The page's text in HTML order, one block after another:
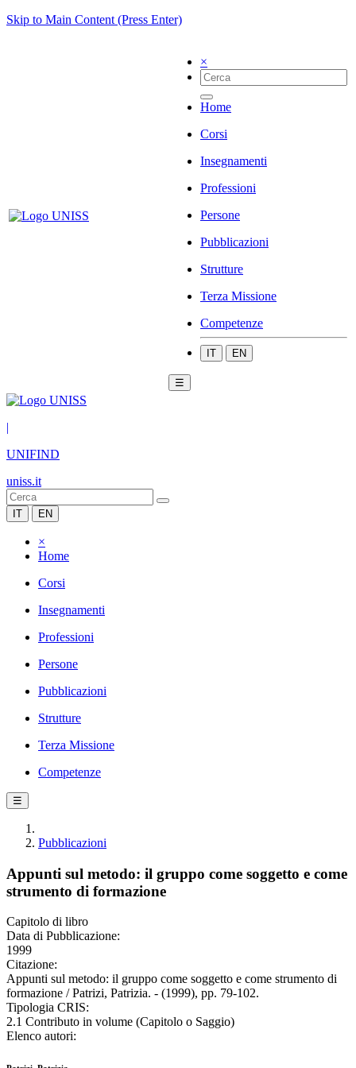
Skip to Main Content (Press Enter)
×
Home
Corsi
Insegnamenti
Professioni
Persone
Pubblicazioni
Strutture
Terza Missione
Competenze
IT EN
☰
|
UNIFIND
uniss.it
IT EN
×
Home
Corsi
Insegnamenti
Professioni
Persone
Pubblicazioni
Strutture
Terza Missione
Competenze
☰
Pubblicazioni
Appunti sul metodo: il gruppo come soggetto e come
strumento di formazione
Capitolo di libro
Data di Pubblicazione:
1999
Citazione:
Appunti sul metodo: il gruppo come soggetto e come strumento di
formazione / Patrizi, Patrizia. - (1999), pp. 79-102.
Tipologia CRIS:
2.1 Contributo in volume (Capitolo o Saggio)
Elenco autori: